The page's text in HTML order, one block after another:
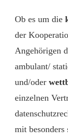
Ob es um die
der
Angehörigen
ambulant/
und/oder
einzelnen
mit besonders